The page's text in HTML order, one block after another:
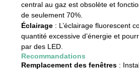
central au gaz est obsolète et
de seulement 70%.
Éclairage : L’éclairage fluorescent
quantité excessive d’énergie et
par des LED.
Recommandations
Remplacement des fenêtres :